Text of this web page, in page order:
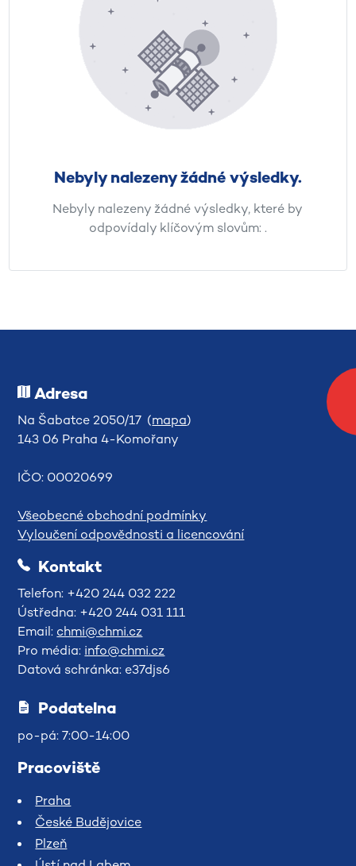
Nebyly nalezeny žádné výsledky.
Nebyly nalezeny žádné výsledky, které by
odpovídaly klíčovým slovům: .
Adresa
Na Šabatce 2050/17 (mapa)
143 06 Praha 4-Komořany
IČO: 00020699
Všeobecné obchodní podmínky
Vyloučení odpovědnosti a licencování
Kontakt
Telefon: +420 244 032 222
Ústředna: +420 244 031 111
Email: chmi@chmi.cz
Pro média: info@chmi.cz
Datová schránka: e37djs6
Podatelna
po-pá: 7:00-14:00
Pracoviště
Praha
České Budějovice
Plzeň